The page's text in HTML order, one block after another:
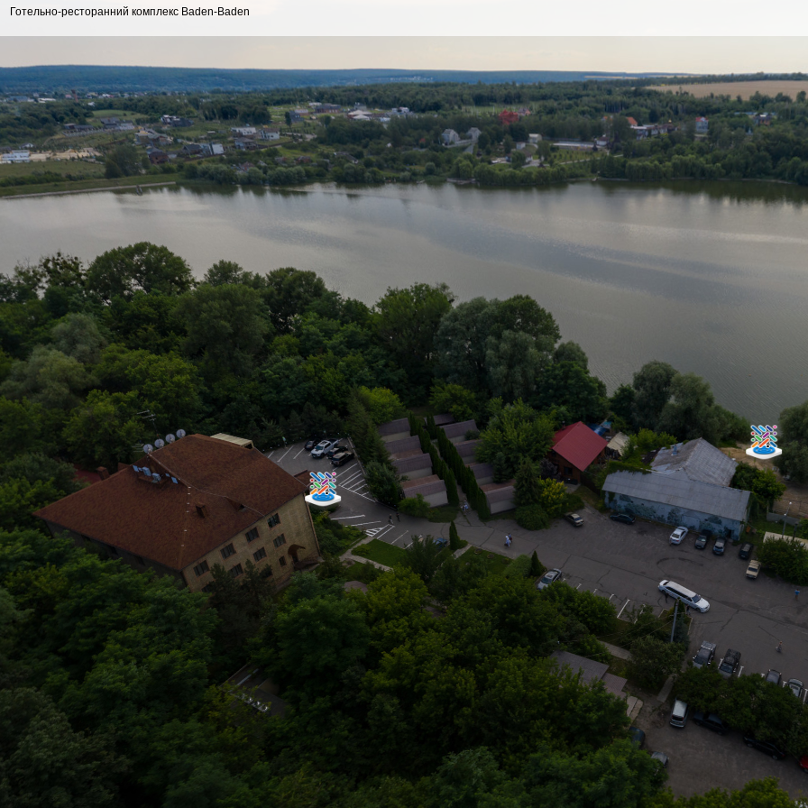
Готельно-ресторанний комплекс Baden-Baden